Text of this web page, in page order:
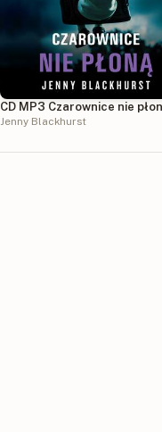
CD MP3 Czarownice nie
Jenny Blackhurst